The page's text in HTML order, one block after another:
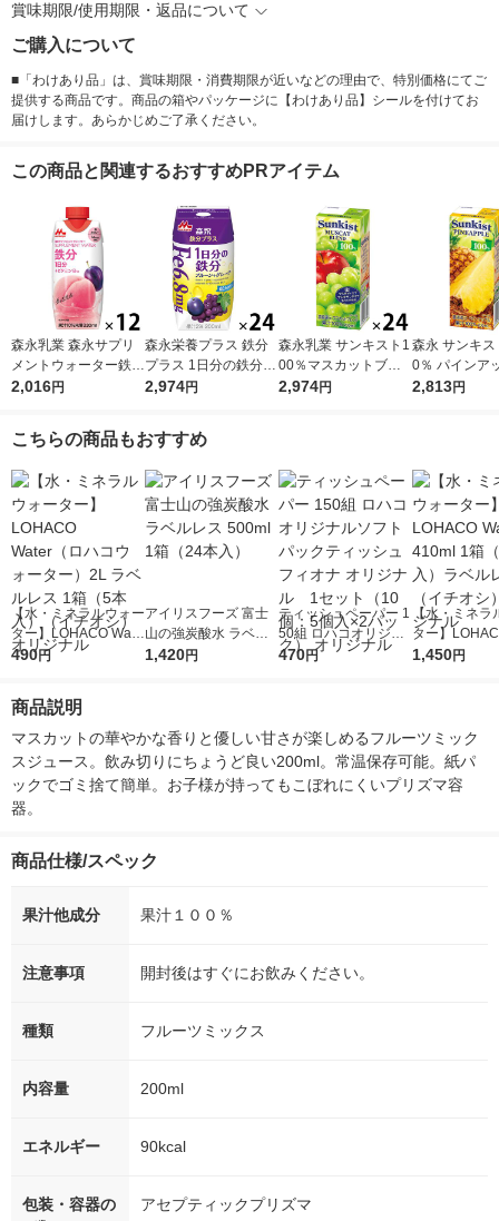
賞味期限/使用期限・返品について
ご購入について
■「わけあり品」は、賞味期限・消費期限が近いなどの理由で、特別価格にてご
提供する商品です。商品の箱やパッケージに【わけあり品】シールを付けてお
届けします。あらかじめご了承ください。
この商品と関連するおすすめPRアイテム
森永乳業 森永サプリ
メントウォーター鉄分
香るもも水 330ml 1箱
2,016円
森永栄養プラス 鉄分
プラス 1日分の鉄分
プルーン＋グレープ 2
リメントドリンク 森
2,974円
森永乳業 サンキスト1
00％マスカットブレ
ンド 200ml 1箱（24
2,974円
森永 サンキス
0％ パインア
00ml 1箱（24
2,813円
こちらの商品もおすすめ
【水・ミネラルウォー
ター】LOHACO Wate
r（ロハコウォータ
シ） オリジナル
490円
アイリスフーズ 富士
山の強炭酸水 ラベル
レス 500ml 1箱（24
1,420円
ティッシュペーパー 1
50組 ロハコオリジナ
ルソフトパックティッ
オリジナル
470円
【水・ミネラ
ター】
r 410ml 1箱（
1,450円
商品説明
マスカットの華やかな香りと優しい甘さが楽しめるフルーツミック
スジュース。飲み切りにちょうど良い200ml。常温保存可能。紙パ
ックでゴミ捨て簡単。お子様が持ってもこぼれにくいプリズマ容
器。
商品仕様/スペック
果汁他成分 果汁１００％
注意事項 開封後はすぐにお飲みください。
種類 フルーツミックス
内容量 200ml
エネルギー 90kcal
包装・容器の
アセプティックプリズマ